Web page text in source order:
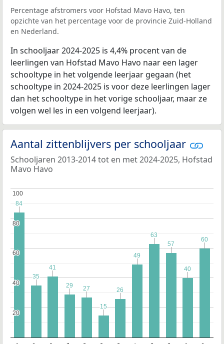
Percentage afstromers voor Hofstad Mavo Havo, ten
opzichte van het percentage voor de provincie Zuid-Holland
en Nederland.
In schooljaar 2024-2025 is 4,4% procent van de
leerlingen van Hofstad Mavo Havo naar een lager
schooltype in het volgende leerjaar gegaan (het
schooltype in 2024-2025 is voor deze leerlingen lager
dan het schooltype in het vorige schooljaar, maar ze
volgen wel les in een volgend leerjaar).
Aantal zittenblijvers per schooljaar
Schooljaren 2013-2014 tot en met 2024-2025, Hofstad
Mavo Havo
20
20
40
40
60
60
80
80
100
100
84
84
35
35
41
41
29
29 27
27
15
15
26
26
49
49
63
63
57
57
40
40
60
60